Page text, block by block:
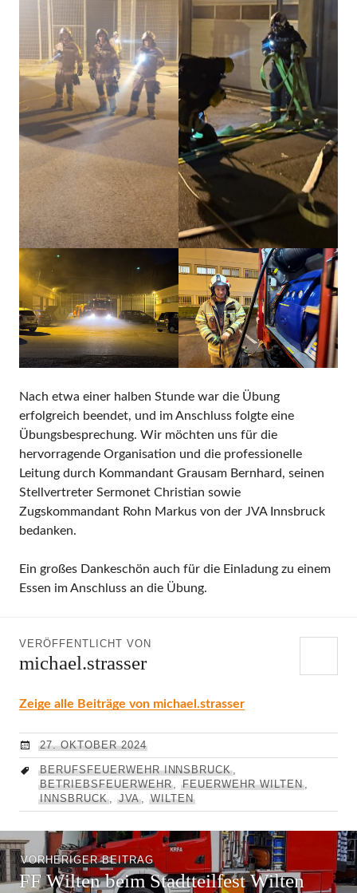
Nach etwa einer halben Stunde war die Übung
erfolgreich beendet, und im Anschluss folgte eine
Übungsbesprechung. Wir möchten uns für die
hervorragende Organisation und die professionelle
Leitung durch Kommandant Grausam Bernhard, seinen
Stellvertreter Sermonet Christian sowie
Zugskommandant Rohn Markus von der JVA Innsbruck
bedanken.
Ein großes Dankeschön auch für die Einladung zu einem
Essen im Anschluss an die Übung.
VERÖFFENTLICHT VON
michael.strasser
Zeige alle Beiträge von michael.strasser
27. OKTOBER 2024
BERUFSFEUERWEHR INNSBRUCK,
BETRIEBSFEUERWEHR,FEUERWEHR WILTEN,
INNSBRUCK, JVA,WILTEN
Beitragsnavigation
VORHERIGER BEITRAGVorheriger
Beitrag:
FF Wilten beim Stadtteilfest Wilten